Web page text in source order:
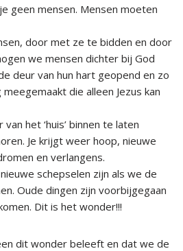
geen mensen. Mensen moeten
door met ze te bidden en door
we mensen dichter bij God
deur van hun hart geopend en zo
die alleen Jezus kan
het ‘huis’ binnen te laten
Je krijgt weer hoop, nieuwe
en verlangens.
schepselen zijn als we de
Oude dingen zijn voorbijgegaan
Dit is het wonder!!!
dit wonder beleeft en dat we de